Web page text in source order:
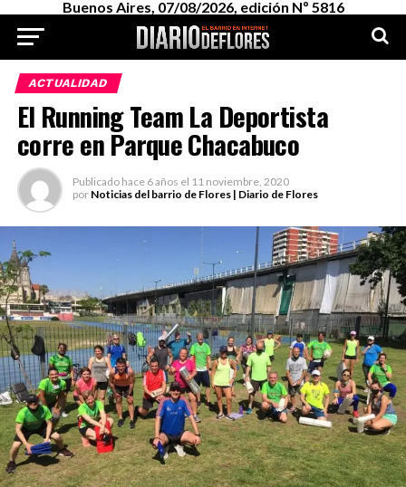
Buenos Aires, 07/08/2026, edición Nº 5816
ACTUALIDAD
El Running Team La Deportista
corre en Parque Chacabuco
Publicado hace 6 años el 11 noviembre, 2020
por Noticias del barrio de Flores | Diario de Flores